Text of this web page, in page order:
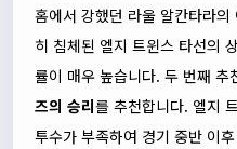
홈에서 강했던 라울 알칸타라
히 침체된 엘지 트윈스 타선의
률이 매우 높습니다. 두 번째 추
즈의 승리를 추천합니다. 엘지
투수가 부족하여 경기 중반 이